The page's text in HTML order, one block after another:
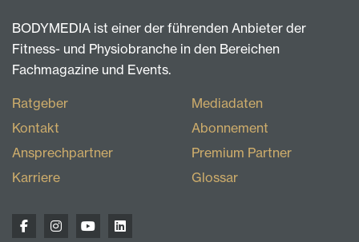
BODYMEDIA ist einer der führenden Anbieter der
Fitness- und Physiobranche in den Bereichen
Fachmagazine und Events.
Ratgeber
Kontakt
Ansprechpartner
Karriere
Mediadaten
Abonnement
Premium Partner
Glossar